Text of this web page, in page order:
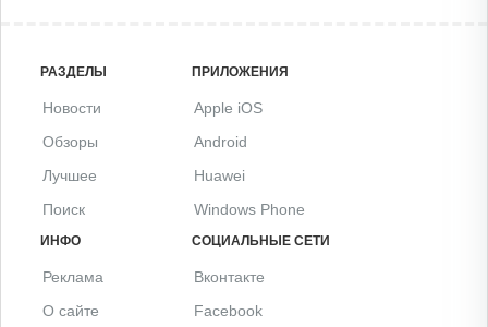
РАЗДЕЛЫ
Новости
Обзоры
Лучшее
Поиск
ПРИЛОЖЕНИЯ
Apple iOS
Android
Huawei
Windows Phone
ИНФО
Реклама
О сайте
СОЦИАЛЬНЫЕ СЕТИ
Вконтакте
Facebook